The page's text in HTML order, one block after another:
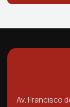
Av. Francisco